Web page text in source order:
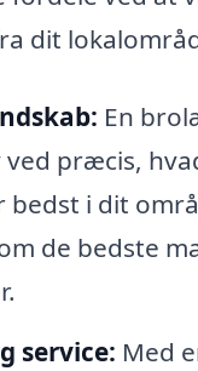
dit
En
ved præcis,
bedst i dit
de bedste
service: Med